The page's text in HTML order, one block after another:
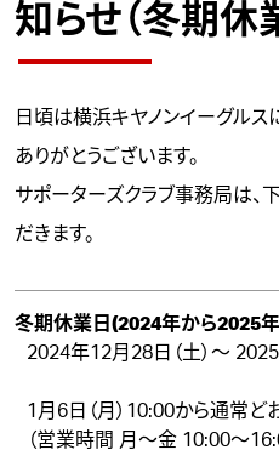
知らせ（冬期休
日頃は横浜キヤノンイーグル
ありがとうございます。
サポーターズクラブ事務局は、
だきます。
冬期休業日(2024年から2025年)
2024年12月28日（土）～ 2025
1月6日（月）10:00から通常ど
（営業時間 月～金 10:00～